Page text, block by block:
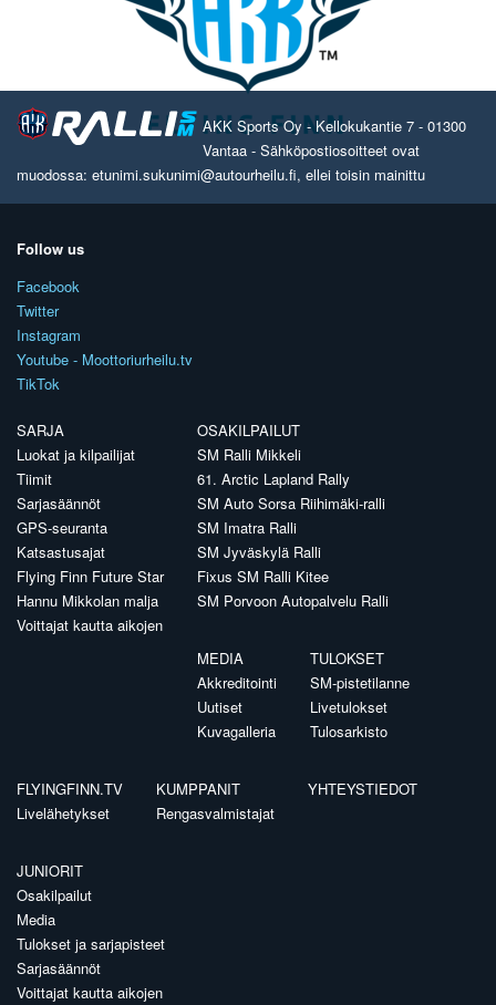
AKK Sports Oy - Kellokukantie 7 - 01300
Vantaa - Sähköpostiosoitteet ovat
muodossa: etunimi.sukunimi@autourheilu.fi, ellei toisin mainittu
Follow us
Facebook
Twitter
Instagram
Youtube - Moottoriurheilu.tv
TikTok
SARJA
Luokat ja kilpailijat
Tiimit
Sarjasäännöt
GPS-seuranta
Katsastusajat
Flying Finn Future Star
Hannu Mikkolan malja
Voittajat kautta aikojen
OSAKILPAILUT
SM Ralli Mikkeli
61. Arctic Lapland Rally
SM Auto Sorsa Riihimäki-ralli
SM Imatra Ralli
SM Jyväskylä Ralli
Fixus SM Ralli Kitee
SM Porvoon Autopalvelu Ralli
MEDIA
Akkreditointi
Uutiset
Kuvagalleria
TULOKSET
SM-pistetilanne
Livetulokset
Tulosarkisto
FLYINGFINN.TV
Livelähetykset
KUMPPANIT
Rengasvalmistajat
YHTEYSTIEDOT
JUNIORIT
Osakilpailut
Media
Tulokset ja sarjapisteet
Sarjasäännöt
Voittajat kautta aikojen